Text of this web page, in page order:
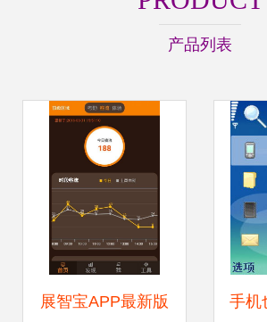
产品列表
展智宝APP最新版 手机